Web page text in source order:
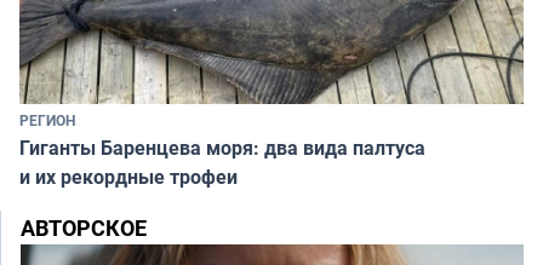
РЕГИОН
Гиганты Баренцева моря: два вида палтуса
и их рекордные трофеи
АВТОРСКОЕ